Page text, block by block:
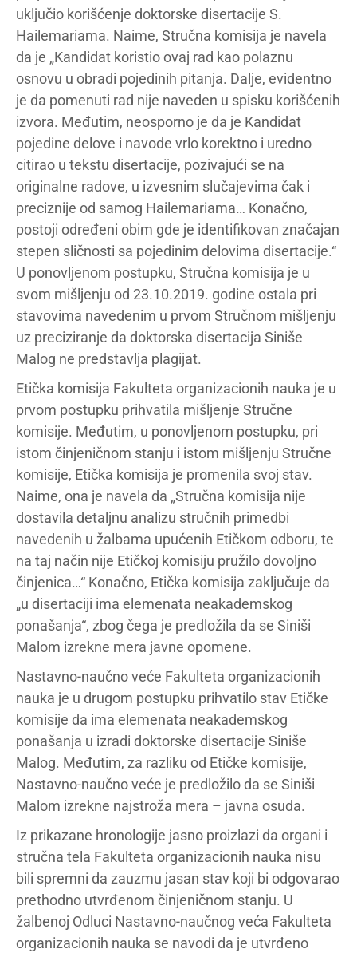
uključio korišćenje doktorske disertacije S.
Hailemariama. Naime, Stručna komisija je navela
da je „Kandidat koristio ovaj rad kao polaznu
osnovu u obradi pojedinih pitanja. Dalje, evidentno
je da pomenuti rad nije naveden u spisku korišćenih
izvora. Međutim, neosporno je da je Kandidat
pojedine delove i navode vrlo korektno i uredno
citirao u tekstu disertacije, pozivajući se na
originalne radove, u izvesnim slučajevima čak i
preciznije od samog Hailemariama… Konačno,
postoji određeni obim gde je identifikovan značajan
stepen sličnosti sa pojedinim delovima disertacije.“
U ponovljenom postupku, Stručna komisija je u
svom mišljenju od 23.10.2019. godine ostala pri
stavovima navedenim u prvom Stručnom mišljenju
uz preciziranje da doktorska disertacija Siniše
Malog ne predstavlja plagijat.
Etička komisija Fakulteta organizacionih nauka je u
prvom postupku prihvatila mišljenje Stručne
komisije. Međutim, u ponovljenom postupku, pri
istom činjeničnom stanju i istom mišljenju Stručne
komisije, Etička komisija je promenila svoj stav.
Naime, ona je navela da „Stručna komisija nije
dostavila detaljnu analizu stručnih primedbi
navedenih u žalbama upućenih Etičkom odboru, te
na taj način nije Etičkoj komisiju pružilo dovoljno
činjenica…“ Konačno, Etička komisija zaključuje da
„u disertaciji ima elemenata neakademskog
ponašanja“, zbog čega je predložila da se Siniši
Malom izrekne mera javne opomene.
Nastavno-naučno veće Fakulteta organizacionih
nauka je u drugom postupku prihvatilo stav Etičke
komisije da ima elemenata neakademskog
ponašanja u izradi doktorske disertacije Siniše
Malog. Međutim, za razliku od Etičke komisije,
Nastavno-naučno veće je predložilo da se Siniši
Malom izrekne najstroža mera – javna osuda.
Iz prikazane hronologije jasno proizlazi da organi i
stručna tela Fakulteta organizacionih nauka nisu
bili spremni da zauzmu jasan stav koji bi odgovarao
prethodno utvrđenom činjeničnom stanju. U
žalbenoj Odluci Nastavno-naučnog veća Fakulteta
organizacionih nauka se navodi da je utvrđeno